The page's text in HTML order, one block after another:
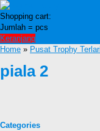
Shopping cart:
Jumlah = pcs
Keranjang
Home » Pusat Trophy
piala 2
Categories